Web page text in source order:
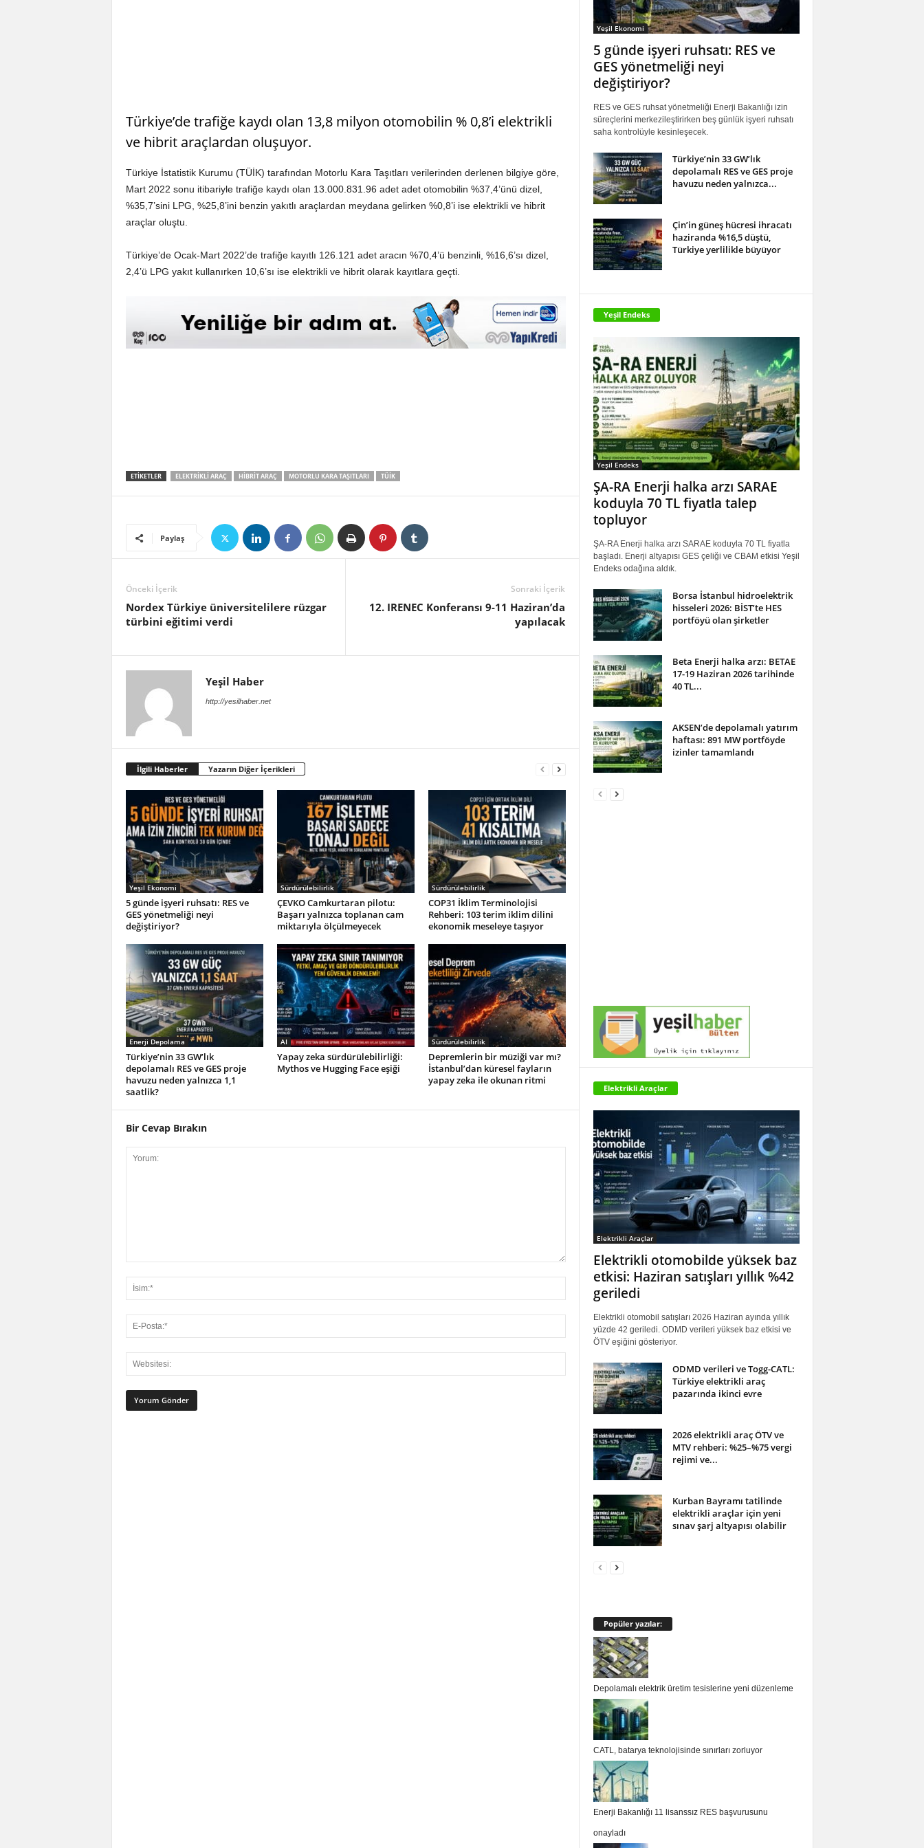
Türkiye’de trafiğe kaydı olan 13,8 milyon otomobilin % 0,8’i elektrikli
ve hibrit araçlardan oluşuyor.
Türkiye İstatistik Kurumu (TÜİK) tarafından Motorlu Kara Taşıtları verilerinden derlenen bilgiye göre,
Mart 2022 sonu itibariyle trafiğe kaydı olan 13.000.831.96 adet adet otomobilin %37,4’ünü dizel,
%35,7’sini LPG, %25,8’ini benzin yakıtlı araçlardan meydana gelirken %0,8’i ise elektrikli ve hibrit
araçlar oluştu.
Türkiye’de Ocak-Mart 2022’de trafiğe kayıtlı 126.121 adet aracın %70,4’ü benzinli, %16,6’sı dizel,
2,4’ü LPG yakıt kullanırken 10,6’sı ise elektrikli ve hibrit olarak kayıtlara geçti.
ETIKETLER ELEKTRIKLI ARAÇ HIBRIT ARAÇ MOTORLU KARA TAŞITLARI TÜİK
Paylaş
Önceki İçerik
Nordex Türkiye üniversitelilere rüzgar
türbini eğitimi verdi
Sonraki İçerik
12. IRENEC Konferansı 9-11 Haziran’da
yapılacak
Yeşil Haber
http://yesilhaber.net
İlgili Haberler Yazarın Diğer İçerikleri
Yeşil Ekonomi
5 günde işyeri ruhsatı: RES ve
GES yönetmeliği neyi
değiştiriyor?
Sürdürülebilirlik
ÇEVKO Camkurtaran pilotu:
Başarı yalnızca toplanan cam
miktarıyla ölçülmeyecek
Sürdürülebilirlik
COP31 İklim Terminolojisi
Rehberi: 103 terim iklim dilini
ekonomik meseleye taşıyor
Enerji Depolama
Türkiye’nin 33 GW’lık
depolamalı RES ve GES proje
havuzu neden yalnızca 1,1
saatlik?
AI
Yapay zeka sürdürülebilirliği:
Mythos ve Hugging Face eşiği
Sürdürülebilirlik
Depremlerin bir müziği var mı?
İstanbul’dan küresel fayların
yapay zeka ile okunan ritmi
Bir Cevap Bırakın
Yeşil Ekonomi
5 günde işyeri ruhsatı: RES ve
GES yönetmeliği neyi
değiştiriyor?
RES ve GES ruhsat yönetmeliği Enerji Bakanlığı izin
süreçlerini merkezileştirirken beş günlük işyeri ruhsatı
saha kontrolüyle kesinleşecek.
Türkiye’nin 33 GW’lık
depolamalı RES ve GES proje
havuzu neden yalnızca...
Çin’in güneş hücresi ihracatı
haziranda %16,5 düştü,
Türkiye yerlilikle büyüyor
Yeşil Endeks
Yeşil Endeks
ŞA-RA Enerji halka arzı SARAE
koduyla 70 TL fiyatla talep
topluyor
ŞA-RA Enerji halka arzı SARAE koduyla 70 TL fiyatla
başladı. Enerji altyapısı GES çeliği ve CBAM etkisi Yeşil
Endeks odağına aldık.
Borsa İstanbul hidroelektrik
hisseleri 2026: BİST’te HES
portföyü olan şirketler
Beta Enerji halka arzı: BETAE
17-19 Haziran 2026 tarihinde
40 TL...
AKSEN’de depolamalı yatırım
haftası: 891 MW portföyde
izinler tamamlandı
Elektrikli Araçlar
Elektrikli Araçlar
Elektrikli otomobilde yüksek baz
etkisi: Haziran satışları yıllık %42
geriledi
Elektrikli otomobil satışları 2026 Haziran ayında yıllık
yüzde 42 geriledi. ODMD verileri yüksek baz etkisi ve
ÖTV eşiğini gösteriyor.
ODMD verileri ve Togg-CATL:
Türkiye elektrikli araç
pazarında ikinci evre
2026 elektrikli araç ÖTV ve
MTV rehberi: %25–%75 vergi
rejimi ve...
Kurban Bayramı tatilinde
elektrikli araçlar için yeni
sınav şarj altyapısı olabilir
Popüler yazılar:
Depolamalı elektrik üretim tesislerine yeni düzenleme
CATL, batarya teknolojisinde sınırları zorluyor
Enerji Bakanlığı 11 lisanssız RES başvurusunu
onayladı